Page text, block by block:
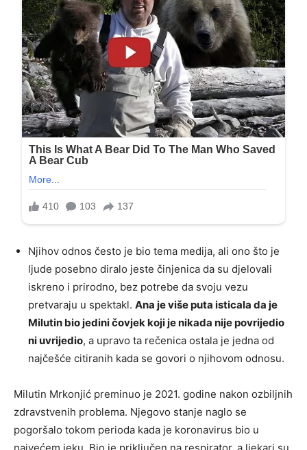
Njihov odnos često je bio tema medija, ali ono što je
ljude posebno diralo jeste činjenica da su djelovali
iskreno i prirodno, bez potrebe da svoju vezu
pretvaraju u spektakl. Ana je više puta isticala da je
Milutin bio jedini čovjek koji je nikada nije povrijedio
ni uvrijedio, a upravo ta rečenica ostala je jedna od
najčešće citiranih kada se govori o njihovom odnosu.
Milutin Mrkonjić preminuo je 2021. godine nakon ozbiljnih
zdravstvenih problema. Njegovo stanje naglo se
pogoršalo tokom perioda kada je koronavirus bio u
najvećem jeku. Bio je priključen na respirator, a ljekari su